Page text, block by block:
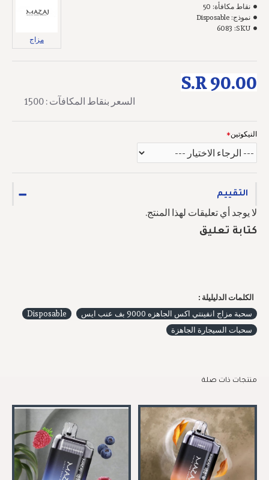
S.R 90.00
السعر بنقاط المكافآت : 1500
نقاط مكافأة: 50
نموذج: Disposable
SKU:
6083
مزاج
النيكوتين
التقييم
لا يوجد أي تعليقات لهذا المنتج.
كتابة تعليق
الكلمات الدليليلة :
سحبة مزاج انفينتي اكس الجاهزه 9000 بف عنب ايس
Disposable
سحبات السيجارة الجاهزة
منتجات ذات صلة